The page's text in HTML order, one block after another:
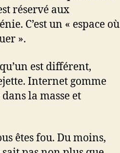
réservé aux
C’est un « espace où
».
est différent,
Internet gomme
la masse et
êtes fou. Du moins,